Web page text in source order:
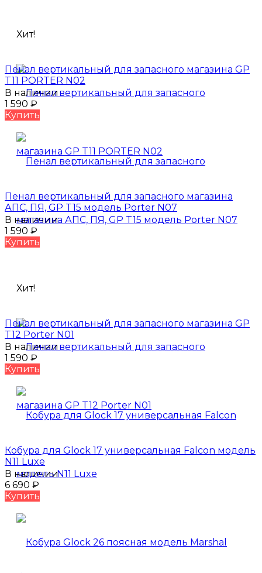
Хит!
Пенал вертикальный для запасного магазина GP
T11 PORTER N02
В наличии
1 590 ₽
Купить
Пенал вертикальный для запасного магазина
АПС, ПЯ, GP T15 модель Porter N07
В наличии
1 590 ₽
Купить
Хит!
Пенал вертикальный для запасного магазина GP
T12 Porter N01
В наличии
1 590 ₽
Купить
Кобура для Glock 17 универсальная Falcon модель
N11 Luxe
В наличии
6 690 ₽
Купить